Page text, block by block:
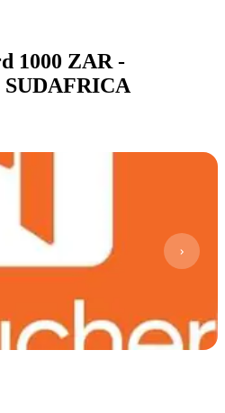
1000 ZAR -
SUDAFRICA